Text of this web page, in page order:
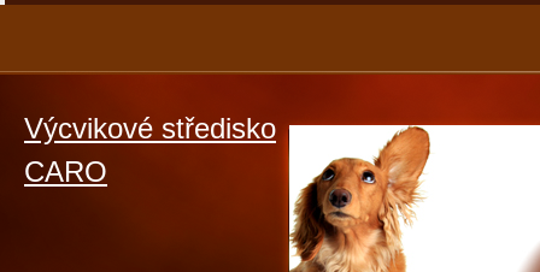
Výcvikové středisko
CARO